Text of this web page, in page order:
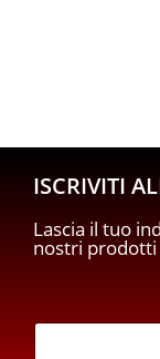
ISCRIVITI
Lascia il tuo
nostri
E